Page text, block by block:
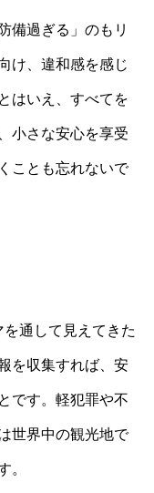
備過ぎる」のもリ
け、違和感を感じ
はいえ、すべてを
小さな安心を享受
ことも忘れないで
を通して見えてきた
を収集すれば、安
です。軽犯罪や不
世界中の観光地で
。